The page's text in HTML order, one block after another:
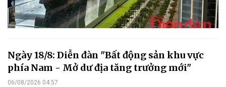
Ngày 18/8: Diễn đàn "Bất động sản khu vực
phía Nam - Mở dư địa tăng trưởng mới"
06/08/2026 04:57